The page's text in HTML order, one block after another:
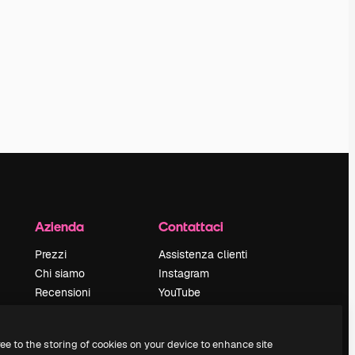
Azienda
Prezzi
Chi siamo
Recensioni
Blog
Contattaci
Assistenza clienti
Instagram
YouTube
Discord
to the storing of cookies on your device to enhance site